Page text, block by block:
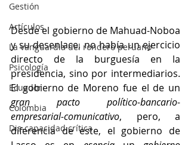
Gestión
Artículos
La vanguardia del rondero peruano
Psicología
Ecuador
Colombia
Dis-capacidad crítica
Desde el gobierno de Mahuad-Noboa
y su desenlace, no había un ejercicio
directo de la burguesía en la
presidencia, sino por intermediarios.
gran pacto político-bancario-
empresarial-comunicativo, pero, a
diferencia de este, el gobierno de